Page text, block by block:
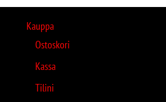
Kauppa
Ostoskori
Kassa
Tilini